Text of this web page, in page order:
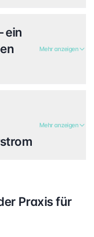
ein
Mehr anzeigen
Mehr anzeigen
Praxis für